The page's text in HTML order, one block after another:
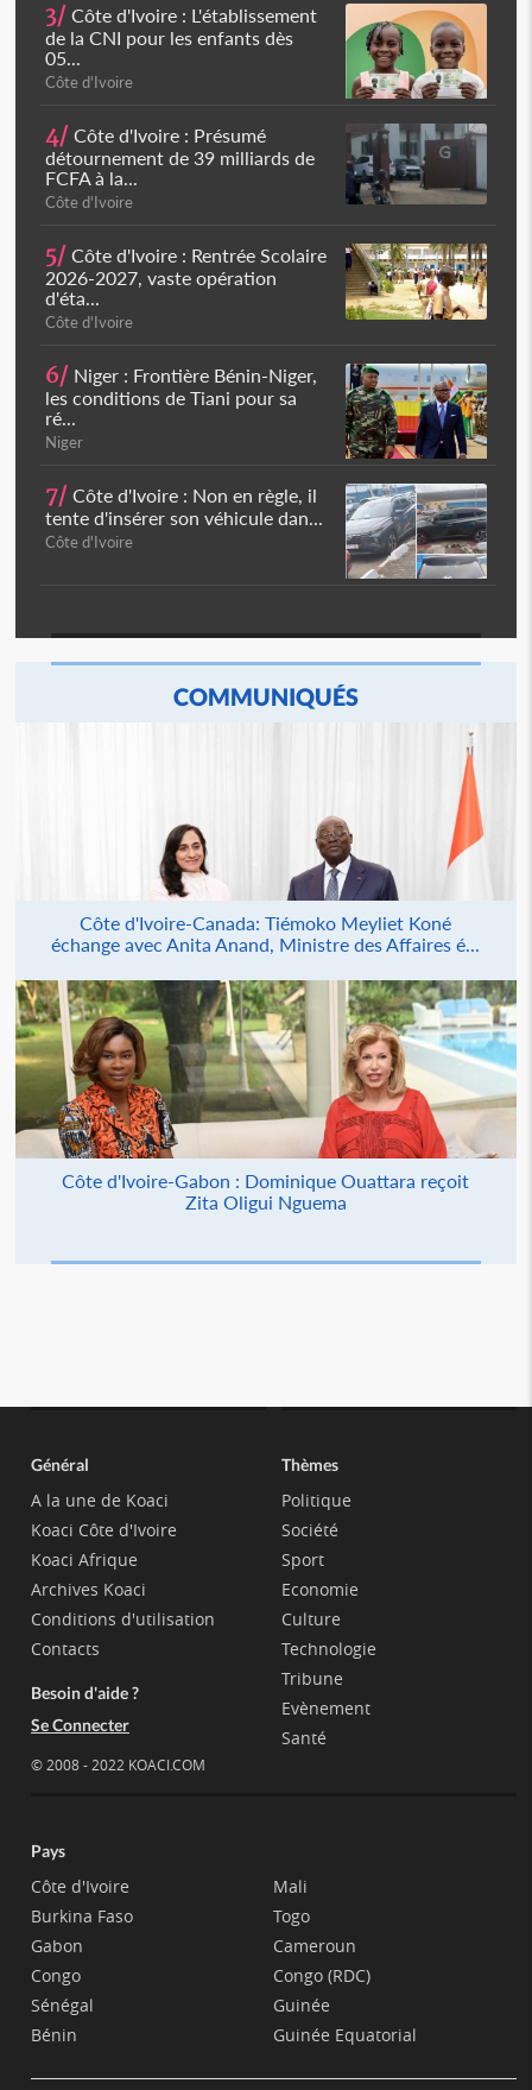
3/ Côte d'Ivoire : L'établissement
de la CNI pour les enfants dès
05...
Côte d'Ivoire
4/ Côte d'Ivoire : Présumé
détournement de 39 milliards de
FCFA à la...
Côte d'Ivoire
5/ Côte d'Ivoire : Rentrée Scolaire
2026-2027, vaste opération
d'éta...
Côte d'Ivoire
6/ Niger : Frontière Bénin-Niger,
les conditions de Tiani pour sa
ré...
Niger
7/ Côte d'Ivoire : Non en règle, il
tente d'insérer son véhicule dan...
Côte d'Ivoire
COMMUNIQUÉS
Côte d'Ivoire-Canada: Tiémoko Meyliet Koné
échange avec Anita Anand, Ministre des Affaires é...
Côte d'Ivoire-Gabon : Dominique Ouattara reçoit
Zita Oligui Nguema
Général
A la une de Koaci
Koaci Côte d'Ivoire
Koaci Afrique
Archives Koaci
Conditions d'utilisation
Contacts
Besoin d'aide ?
Se Connecter
© 2008 - 2022 KOACI.COM
Thèmes
Politique
Société
Sport
Economie
Culture
Technologie
Tribune
Evènement
Santé
Pays
Côte d'Ivoire
Burkina Faso
Gabon
Congo
Sénégal
Bénin
Mali
Togo
Cameroun
Congo (RDC)
Guinée
Guinée Equatorial